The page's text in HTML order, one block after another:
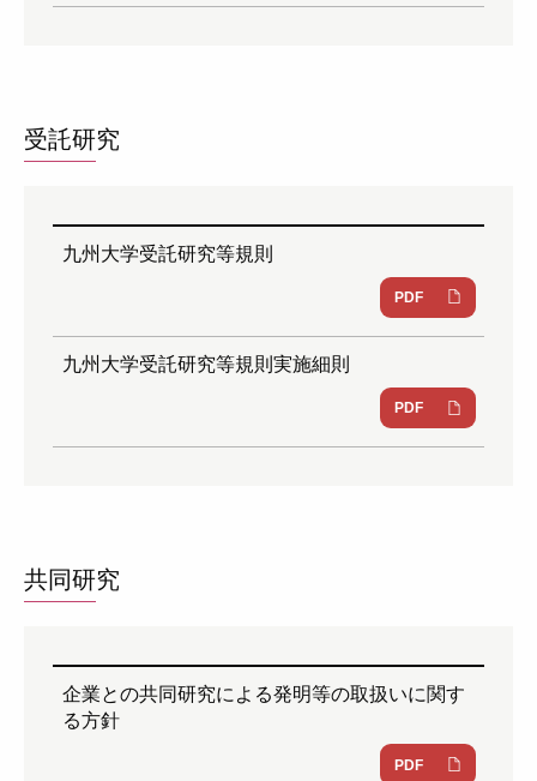
受託研究
九州大学受託研究等規則
PDF
九州大学受託研究等規則実施細則
PDF
共同研究
企業との共同研究による発明等の取扱いに関す
る方針
PDF